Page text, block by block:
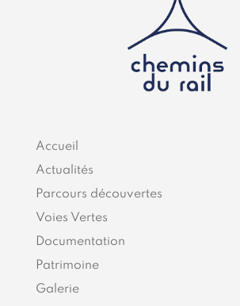
Accueil
Actualités
Parcours découvertes
Voies Vertes
Documentation
Patrimoine
Galerie